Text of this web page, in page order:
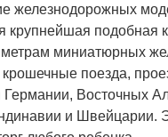
железнодорожных
крупнейшая подобная
метрам миниатюрных
крошечные поезда,
Восточных
и Швейцарии.